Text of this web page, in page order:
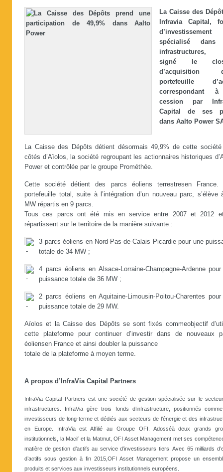
La Caisse des
Infravia Capital,
d’investissement
spécialisé dans
infrastructures,
signé le
d’acquisition
portefeuille
correspondant
cession par
Capital de ses
dans Aalto Power
La Caisse des Dépôts détient désormais 49,9% de cette
côtés d’Aïolos, la société regroupant les actionnaires historiques
Power et contrôlée par le groupe Prométhée.
Cette société détient des parcs éoliens terrestresen France.
portefeuille total, suite à l’intégration d’un nouveau parc, s’élève
MW répartis en 9 parcs.
Tous ces parcs ont été mis en service entre 2007 et 2012
répartissent sur le territoire de la manière suivante :
3 parcs éoliens en Nord-Pas-de-Calais Picardie pour une
totale de 34 MW ;
4 parcs éoliens en Alsace-Lorraine-Champagne-Ardenne
puissance totale de 36 MW ;
2 parcs éoliens en Aquitaine-Limousin-Poitou-Charentes
puissance totale de 29 MW.
Aïolos et la Caisse des Dépôts se sont fixés commeobjectif
cette plateforme pour continuer d’investir dans de nouveaux
éoliensen France et ainsi doubler la puissance
totale de la plateforme à moyen terme.
A propos d’InfraVia Capital Partners
InfraVia Capital Partners est une société de gestion spécialisée sur le
infrastructures. InfraVia gère trois fonds d’infrastructure, positionnés
investisseurs de long-terme et dédiés aux secteurs de l’énergie et des
en Europe. InfraVia est Affilié au Groupe OFI. Adosséà deux grands
institutionnels, la Macif et la Matmut, OFI Asset Management met ses
matière de gestion d’actifs au service d’investisseurs tiers. Avec 65 milliards
d’actifs sous gestion à fin 2015,OFI Asset Management propose un
produits et services aux investisseurs institutionnels européens.